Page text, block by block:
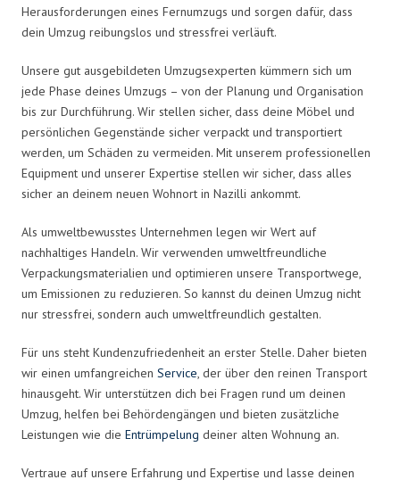
Herausforderungen eines Fernumzugs und sorgen dafür, dass
dein Umzug reibungslos und stressfrei verläuft.
Unsere gut ausgebildeten Umzugsexperten kümmern sich um
jede Phase deines Umzugs – von der Planung und Organisation
bis zur Durchführung. Wir stellen sicher, dass deine Möbel und
persönlichen Gegenstände sicher verpackt und transportiert
werden, um Schäden zu vermeiden. Mit unserem professionellen
Equipment und unserer Expertise stellen wir sicher, dass alles
sicher an deinem neuen Wohnort in Nazilli ankommt.
Als umweltbewusstes Unternehmen legen wir Wert auf
nachhaltiges Handeln. Wir verwenden umweltfreundliche
Verpackungsmaterialien und optimieren unsere Transportwege,
um Emissionen zu reduzieren. So kannst du deinen Umzug nicht
nur stressfrei, sondern auch umweltfreundlich gestalten.
Für uns steht Kundenzufriedenheit an erster Stelle. Daher bieten
wir einen umfangreichen Service, der über den reinen Transport
hinausgeht. Wir unterstützen dich bei Fragen rund um deinen
Umzug, helfen bei Behördengängen und bieten zusätzliche
Leistungen wie die Entrümpelung deiner alten Wohnung an.
Vertraue auf unsere Erfahrung und Expertise und lasse deinen